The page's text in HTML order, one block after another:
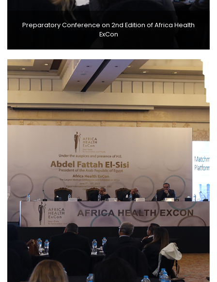
Preparatory Conference on 2nd Edition of Africa Health
ExCon